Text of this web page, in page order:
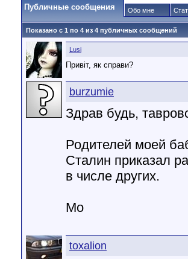
Публичные сообщения Обо мне
Показано с 1 по 4 из 4 публичных сообщений
Lusi
Привіт, як справи?
burzumie
Здрав будь,
Родителей моей
Сталин приказал
в числе других.
Мо
toxalion